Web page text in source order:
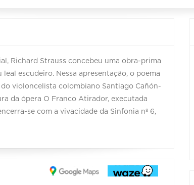
Richard Strauss concebeu uma obra-prima
escudeiro. Nessa apresentação, o poema
violoncelista colombiano Santiago Cañón-
da ópera O Franco Atirador, executada
se com a vivacidade da Sinfonia nº 6,